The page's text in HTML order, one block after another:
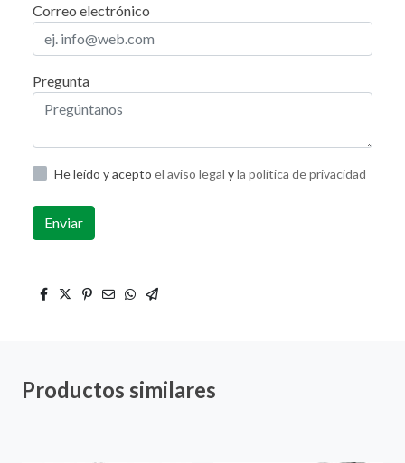
Correo electrónico
Pregunta
He leído y acepto el aviso legal yla política de privacidad
Enviar
Productos similares